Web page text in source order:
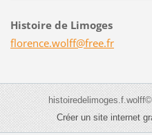
Histoire de Limoges
florence.wolff@free.fr
Créer un site internet